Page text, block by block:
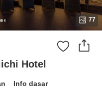
77
Hotel
Info dasar